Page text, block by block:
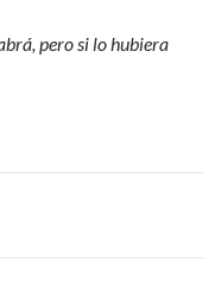
pero si lo hubiera